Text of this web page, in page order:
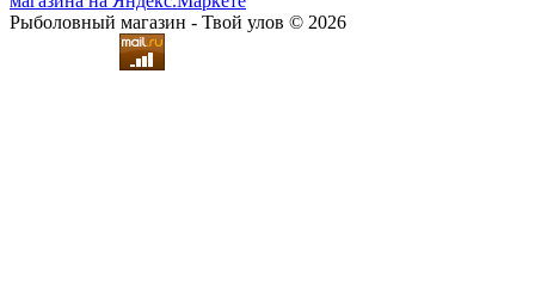
Рыболовный магазин - Твой улов © 2026